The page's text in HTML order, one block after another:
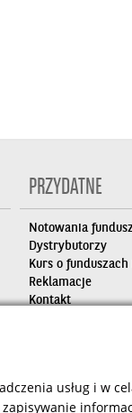
PRZYDATNE
Notowania
Dystrybutorzy
Kurs o
Reklamacje
Kontakt
usług i w